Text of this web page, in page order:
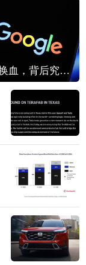
谷歌AI大换血，背后究竟发生了什么？